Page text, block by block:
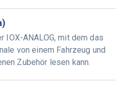
IOX-ANALOG, mit dem das
von einem Fahrzeug und
Zubehör lesen kann.